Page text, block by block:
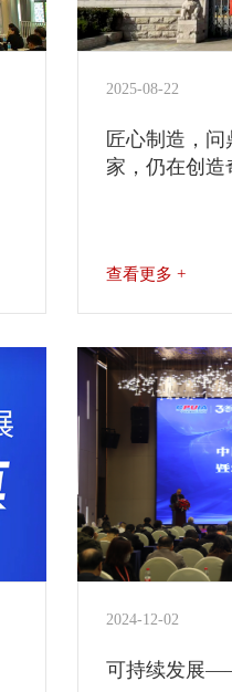
2025-08-22
匠心制造，
家，仍在创造
查看更多 +
2024-12-02
可持续发展